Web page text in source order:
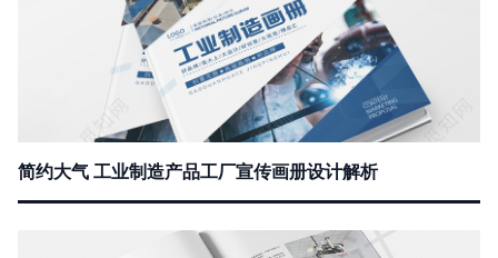
简约大气 工业制造产品工厂宣传画册设计解析